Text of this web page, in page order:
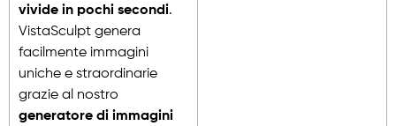
vivide in pochi secondi.
VistaSculpt genera
facilmente immagini
uniche e straordinarie
grazie al nostro
generatore di immagini